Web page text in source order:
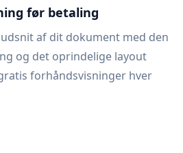
før betaling
af dit dokument med den
og det oprindelige layout
forhåndsvisninger hver